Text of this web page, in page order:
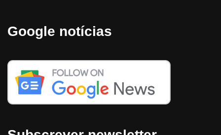
Google notícias